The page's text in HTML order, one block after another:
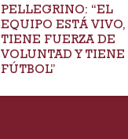
PELLEGRINO: “EL
EQUIPO ESTÁ VIVO,
TIENE FUERZA DE
VOLUNTAD Y TIENE
FÚTBOL”